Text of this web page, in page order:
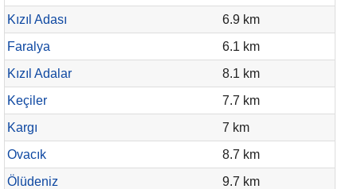
Kızıl Adası
6.9 km
Faralya
6.1 km
Kızıl Adalar
8.1 km
Keçiler
7.7 km
Kargı
7 km
Ovacık
8.7 km
Ölüdeniz
9.7 km